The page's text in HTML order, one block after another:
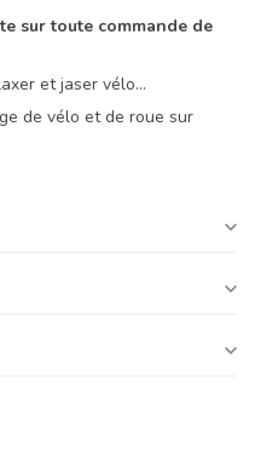
sur toute commande de
et jaser vélo…
de vélo et de roue sur